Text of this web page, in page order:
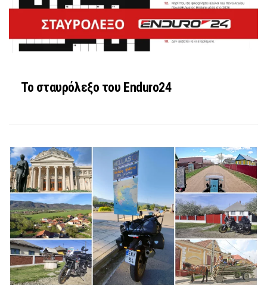
Το σταυρόλεξο του Enduro24